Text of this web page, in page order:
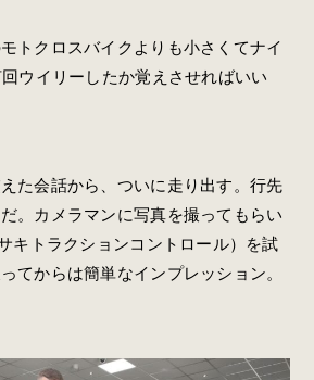
トクロスバイクよりも小さくてナイ
ウイリーしたか覚えさせればいい
た会話から、ついに走り出す。行先
。カメラマンに写真を撮ってもらい
キトラクションコントロール）を試
てからは簡単なインプレッション。